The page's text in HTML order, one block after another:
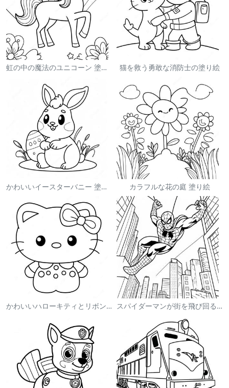
虹の中の魔法のユニコーン 塗り絵 猫を救う勇敢な消防士の塗り絵
かわいいイースターバニー 塗り絵 カラフルな花の庭 塗り絵
かわいいハローキティとリボンの塗り絵 スパイダーマンが街を飛び回る塗り絵